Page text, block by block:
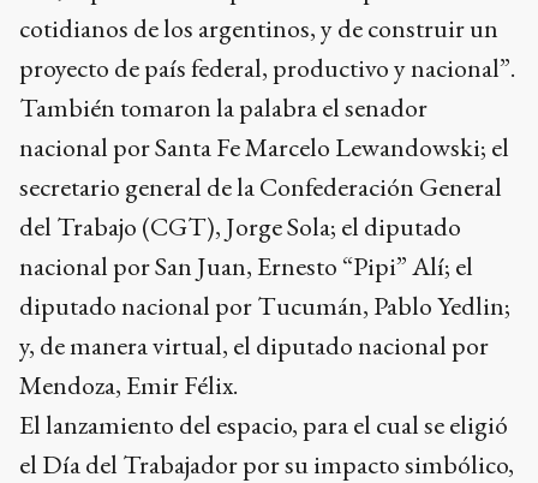
cotidianos de los argentinos, y de construir un
proyecto de país federal, productivo y nacional”.
También tomaron la palabra el senador
nacional por Santa Fe Marcelo Lewandowski; el
secretario general de la Confederación General
del Trabajo (CGT), Jorge Sola; el diputado
nacional por San Juan, Ernesto “Pipi” Alí; el
diputado nacional por Tucumán, Pablo Yedlin;
y, de manera virtual, el diputado nacional por
Mendoza, Emir Félix.
El lanzamiento del espacio, para el cual se eligió
el Día del Trabajador por su impacto simbólico,